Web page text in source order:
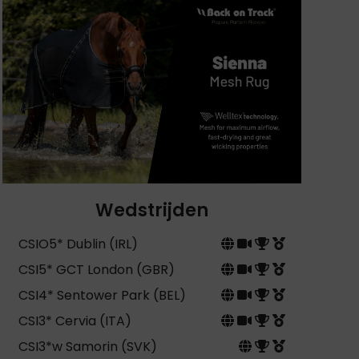
Wedstrijden
CSIO5* Dublin (IRL)
CSI5* GCT London (GBR)
CSI4* Sentower Park (BEL)
CSI3* Cervia (ITA)
CSI3*w Samorin (SVK)